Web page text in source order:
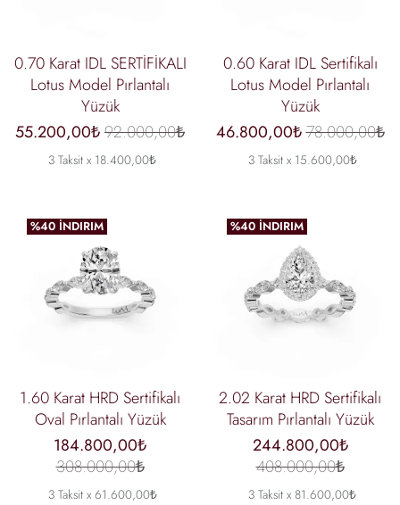
0.70 Karat IDL SERTİFİKALI
Lotus Model Pırlantalı
Yüzük
55.200,00₺92.000,00₺
3 Taksit x 18.400,00₺
0.60 Karat IDL Sertifikalı
Lotus Model Pırlantalı
Yüzük
46.800,00₺78.000,00₺
3 Taksit x 15.600,00₺
%40 İNDIRIM
1.60 Karat HRD Sertifikalı
Oval Pırlantalı Yüzük
184.800,00₺
308.000,00₺
3 Taksit x 61.600,00₺
%40 İNDIRIM
2.02 Karat HRD Sertifikalı
Tasarım Pırlantalı Yüzük
244.800,00₺
408.000,00₺
3 Taksit x 81.600,00₺